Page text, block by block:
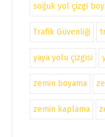
soğuk yol çizgi
Trafik Güvenliği
yaya yolu çizgisi
zemin boyama
zemin kaplama